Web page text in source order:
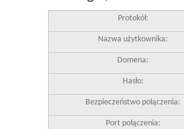
Protokół:
Nazwa użytkownika:
Domena:
Hasło:
Bezpieczeństwo połączenia:
Port połączenia: